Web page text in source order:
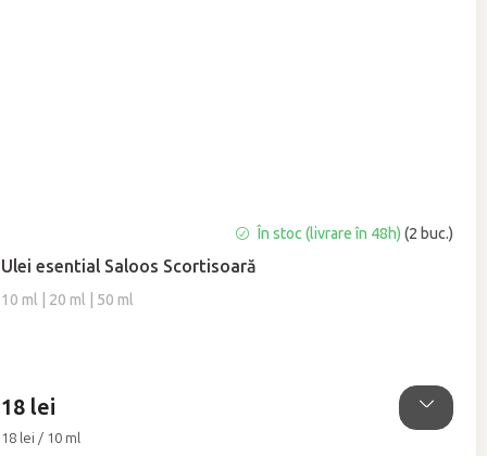
Ulei esential Saloos Scortisoară
10 ml | 20 ml | 50 ml
medie
a
produsului
stele.
În stoc (livrare în 48h)(2 buc.)
18 lei
Evaluare
18 lei / 10 ml